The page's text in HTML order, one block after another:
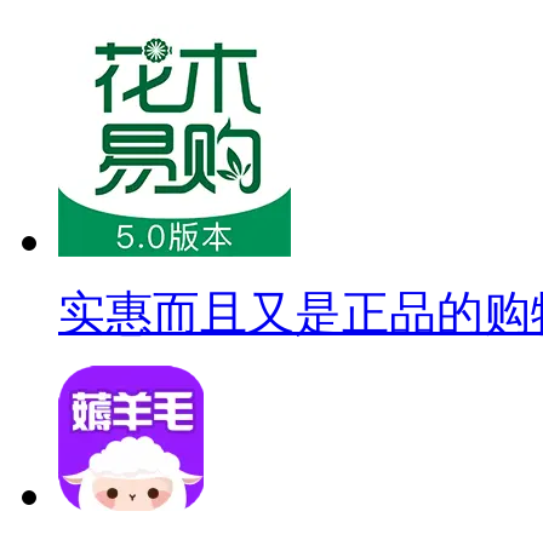
实惠而且又是正品的